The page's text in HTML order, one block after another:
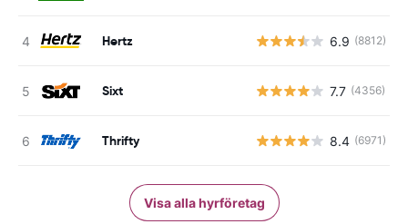
Hertz 6.9 (8812)
Sixt 7.7 (4356)
Thrifty 8.4 (6971)
Visa alla hyrföretag